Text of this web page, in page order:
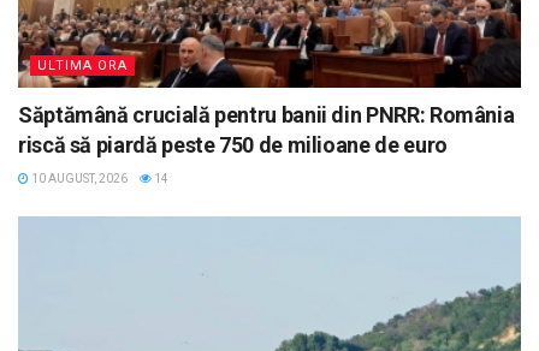
ULTIMA ORA
Săptămână crucială pentru banii din PNRR: România
riscă să piardă peste 750 de milioane de euro
10 AUGUST, 2026 14